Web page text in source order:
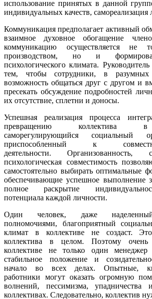
использование принятых в данной
индивидуальных качеств, самореализация
Коммуникация предполагает активный
взаимное духовное обогащение
коммуникацию осуществляется не
производством, но и
психологического климата.
тем, чтобы сотрудники, в разумных
возможность общаться друг с другом и
пресекать обсуждение подробностей
их отсутствие, сплетни и доносы.
Успешная реализация процесса
превращению коллектива в
саморегулирующийся социальный
приспособленный к совместно-
деятельности. Организованность,
психологическая совместимость
самостоятельно выбирать оптимальные
обеспечивающие успешное выполнение
полное раскрытие
потенциала каждой личности.
Один человек, даже
полномочиями, благоприятный
климат в коллективе не создаст.
коллектива в целом. Поэтому
коллективе не только один менеджер
стабильное положение и
начало во всех делах. Опытные,
работники могут оказать огромную
волнений, пессимизма,
коллективах. Следовательно, коллектив